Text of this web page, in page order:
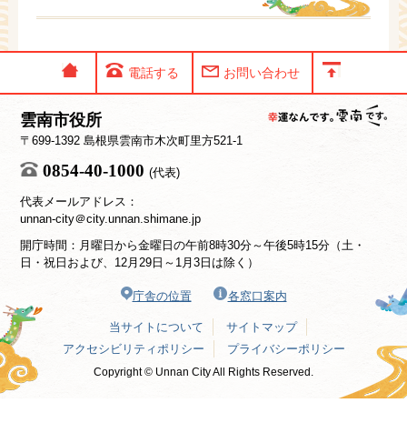
電話する お問い合わせ
雲南市役所
〒699-1392 島根県雲南市木次町里方521-1
0854-40-1000 (代表)
代表メールアドレス：
unnan-city＠city.unnan.shimane.jp
開庁時間：月曜日から金曜日の午前8時30分～午後5時15分（土・
日・祝日および、12月29日～1月3日は除く）
庁舎の位置 各窓口案内
当サイトについて
サイトマップ
アクセシビリティポリシー
プライバシーポリシー
Copyright © Unnan City All Rights Reserved.